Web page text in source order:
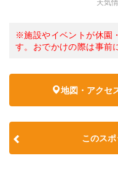
天気
※施設やイベントが休園
す。おでかけの際は事前
地図・アクセ
このス